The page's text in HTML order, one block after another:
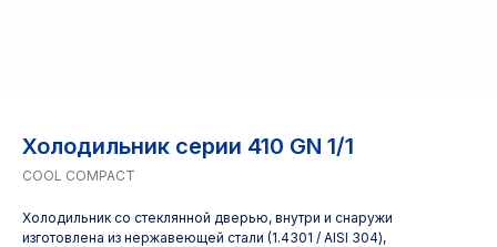
Холодильник серии 410 GN 1/1
COOL COMPACT
Холодильник со стеклянной дверью, внутри и снаружи
изготовлена из нержавеющей стали (1.4301 / AISI 304),